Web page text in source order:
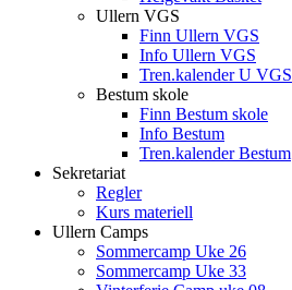
Ullern VGS
Finn Ullern VGS
Info Ullern VGS
Tren.kalender U VGS
Bestum skole
Finn Bestum skole
Info Bestum
Tren.kalender Bestum
Sekretariat
Regler
Kurs materiell
Ullern Camps
Sommercamp Uke 26
Sommercamp Uke 33